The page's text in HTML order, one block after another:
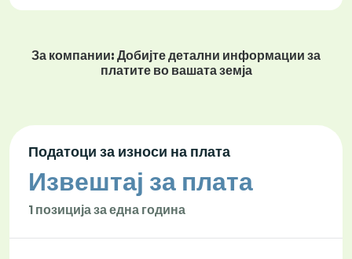
За компании: Добијте детални информации за
платите во вашата земја
Податоци за износи на плата
Извештај за плата
1 позиција за една година